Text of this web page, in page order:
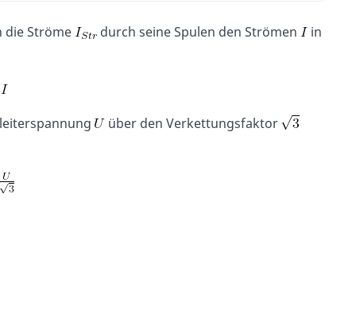
die Ströme durch seine Spulen den Strömen
in
über den Verkettungsfaktor